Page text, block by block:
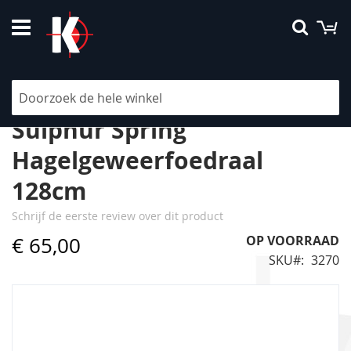
naar
de
Beretta Challenge Ebony &
Sulphur Spring
Hagelgeweerfoedraal
128cm
Schrijf de eerste review over dit product
€ 65,00
OP VOORRAAD
SKU
3270